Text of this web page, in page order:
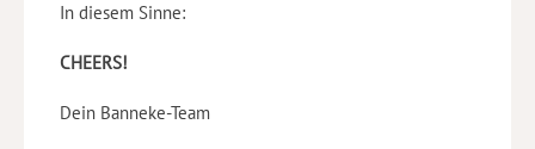
In diesem Sinne:
CHEERS!
Dein Banneke-Team